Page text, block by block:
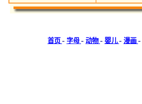
首页 - 字母 - 动物- 婴儿- 漫画 -